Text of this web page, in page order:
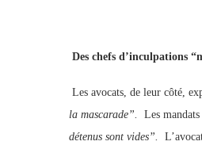
Des chefs d’inculpations
Les avocats, de leur côté,
la mascarade”.
Les
détenus sont vides”.